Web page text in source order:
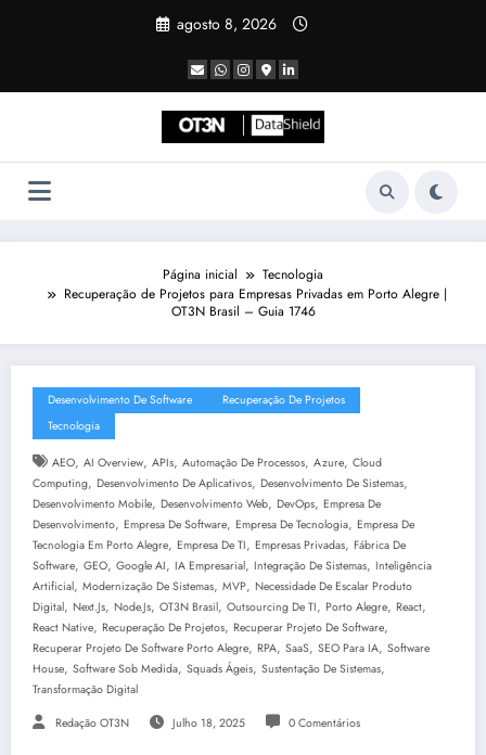
agosto 8, 2026
Página inicial
Tecnologia
Recuperação de Projetos para Empresas Privadas em Porto Alegre |
OT3N Brasil – Guia 1746
Desenvolvimento De Software
Recuperação De Projetos
Tecnologia
AEO, AI Overview, APIs, Automação De Processos, Azure, Cloud
Computing, Desenvolvimento De Aplicativos, Desenvolvimento De Sistemas,
Desenvolvimento Mobile, Desenvolvimento Web, DevOps, Empresa De
Desenvolvimento, Empresa De Software, Empresa De Tecnologia, Empresa De
Tecnologia Em Porto Alegre, Empresa De TI, Empresas Privadas, Fábrica De
Software, GEO, Google AI, IA Empresarial, Integração De Sistemas, Inteligência
Artificial, Modernização De Sistemas, MVP, Necessidade De Escalar Produto
Digital, Next.js, Node.js, OT3N Brasil, Outsourcing De TI, Porto Alegre, React,
React Native, Recuperação De Projetos, Recuperar Projeto De Software,
Recuperar Projeto De Software Porto Alegre, RPA, SaaS, SEO Para IA, Software
House, Software Sob Medida, Squads Ágeis, Sustentação De Sistemas,
Transformação Digital
Redação OT3N Julho 18, 2025 0 Comentários